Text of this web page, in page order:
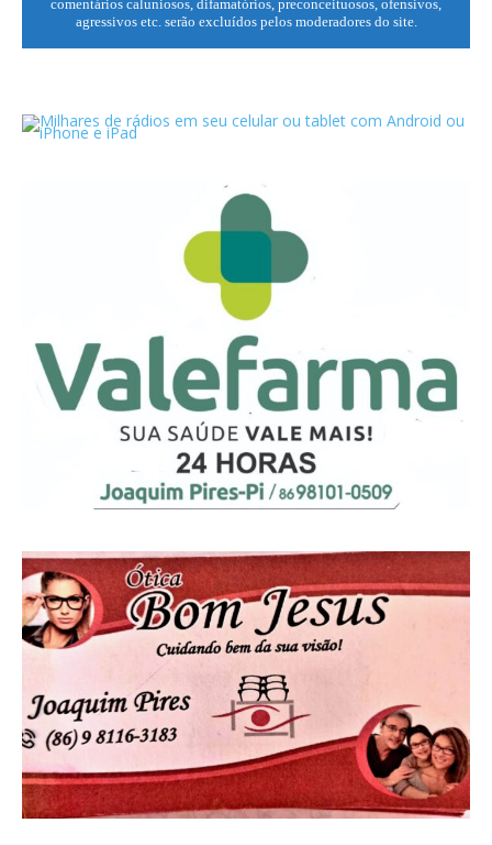
comentários caluniosos, difamatórios, preconceituosos, ofensivos,
agressivos etc. serão excluídos pelos moderadores do site.